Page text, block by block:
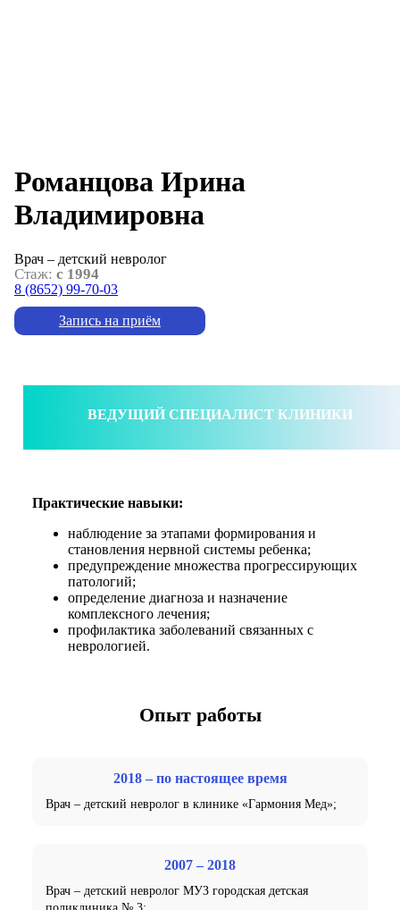
Романцова Ирина
Владимировна
Врач – детский невролог
Стаж: с 1994
8 (8652) 99-70-03
Запись на приём
ВЕДУЩИЙ СПЕЦИАЛИСТ КЛИНИКИ
Практические навыки:
наблюдение за этапами формирования и
становления нервной системы ребенка;
предупреждение множества прогрессирующих
патологий;
определение диагноза и назначение
комплексного лечения;
профилактика заболеваний связанных с
неврологией.
Опыт работы
2018 – по настоящее время
Врач – детский невролог в клинике «Гармония Мед»;
2007 – 2018
Врач – детский невролог МУЗ городская детская